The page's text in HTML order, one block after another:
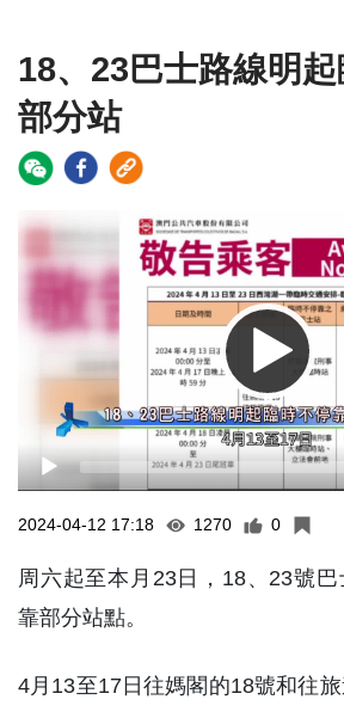
18、23巴士路線明
部分站
Video
2024-04-12 17:18 1270 0
周六起至本月23日，18、23號
靠部分站點。
4月13至17日往媽閣的18號和往